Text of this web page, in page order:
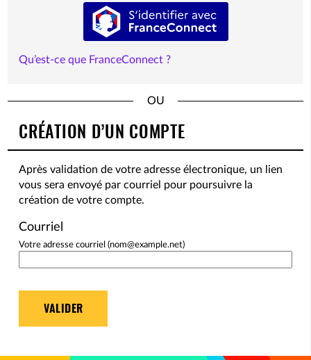
S’identifier avec FranceConnect
Qu’est-ce que FranceConnect ?
CRÉATION D’UN COMPTE
Après validation de votre adresse électronique, un lien
vous sera envoyé par courriel pour poursuivre la
création de votre compte.
Courriel
*
Votre adresse courriel (nom@example.net)
VALIDER